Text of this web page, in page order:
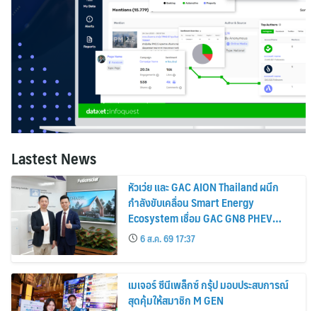
Lastest News
หัวเว่ย และ GAC AION Thailand ผนึก
กำลังขับเคลื่อน Smart Energy
Ecosystem เชื่อม GAC GN8 PHEV
รถยนต์ MPV ระดับพรีเมียม เข้ากับ
พลังงานแสงอาทิตย์ภายในบ้าน
6 ส.ค. 69 17:37
เมเจอร์ ซีนีเพล็กซ์ กรุ้ป มอบประสบการณ์
สุดคุ้มให้สมาชิก M GEN